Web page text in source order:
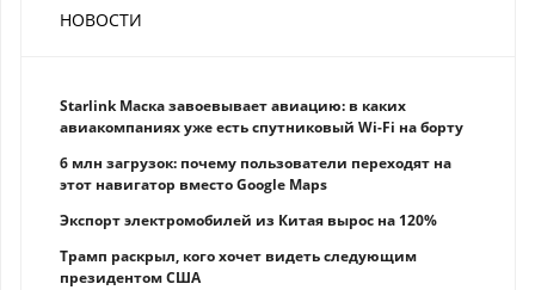
НОВОСТИ
Starlink Маска завоевывает авиацию: в каких
авиакомпаниях уже есть спутниковый Wi-Fi на борту
6 млн загрузок: почему пользователи переходят на
этот навигатор вместо Google Maps
Экспорт электромобилей из Китая вырос на 120%
Трамп раскрыл, кого хочет видеть следующим
президентом США